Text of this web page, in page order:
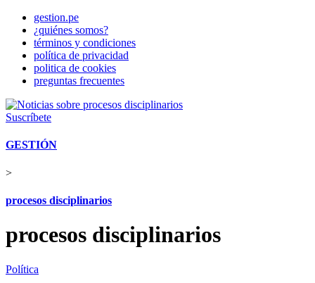
gestion.pe
¿quiénes somos?
términos y condiciones
política de privacidad
politica de cookies
preguntas frecuentes
Suscríbete
GESTIÓN
>
procesos disciplinarios
procesos disciplinarios
Política